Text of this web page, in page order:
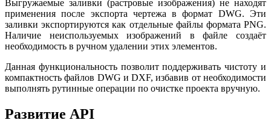
Выгружаемые заливки (растровые изображения) не находят
применения после экспорта чертежа в формат DWG. Эти
заливки экспортируются как отдельные файлы формата PNG.
Наличие неиспользуемых изображений в файле создаёт
необходимость в ручном удалении этих элементов.
Данная функциональность позволит поддерживать чистоту и
компактность файлов DWG и DXF, избавив от необходимости
выполнять рутинные операции по очистке проекта вручную.
Развитие API